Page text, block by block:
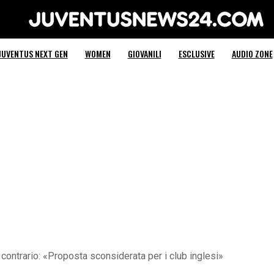
Juventus News 24
NEXT GEN WOMEN GIOVANILI ESCLUSIVE AUDIO ZONE
«Proposta sconsiderata per i club inglesi»